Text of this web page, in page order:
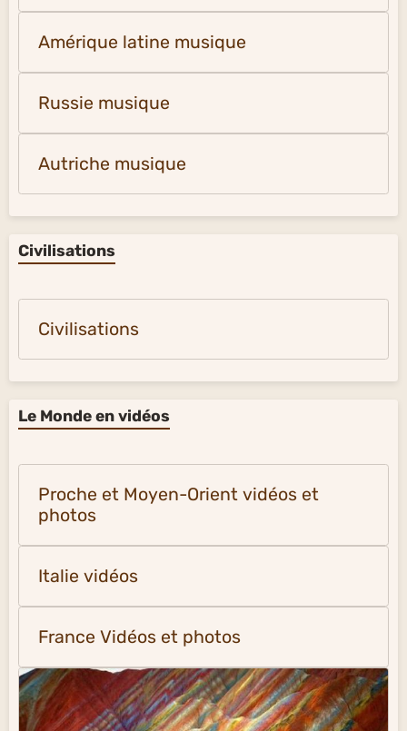
Amérique latine musique
Russie musique
Autriche musique
Civilisations
Civilisations
Le Monde en vidéos
Proche et Moyen-Orient vidéos et
photos
Italie vidéos
France Vidéos et photos